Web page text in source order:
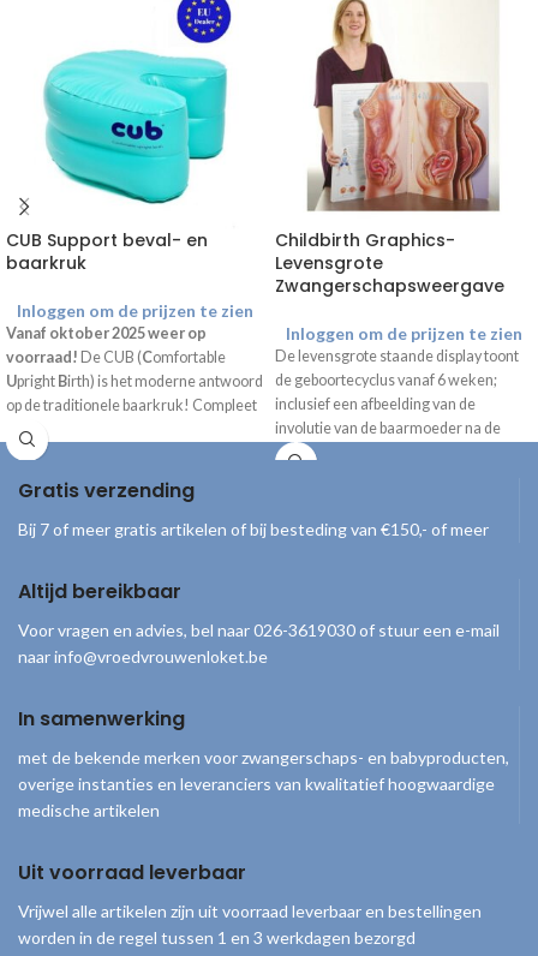
CUB Support beval- en
baarkruk
Inloggen om de prijzen te zien
Vanaf oktober 2025 weer op
voorraad! De CUB (Comfortable
Upright Birth) is het moderne antwoord
op de traditionele baarkruk! Compleet
geleverd inclusief draagtas, handpomp
en gebruiksaanwijzing.
Childbirth Graphics-
Levensgrote
Zwangerschapsweergave
Inloggen om de prijzen te zien
De levensgrote staande display toont
de geboortecyclus vanaf 6 weken;
inclusief een afbeelding van de
involutie van de baarmoeder na de
bevalling. De afbeeldingen laten de
informatie en tips. *Alleen beschikbaar
Gratis verzending
Bij 7 of meer gratis artikelen of bij besteding van €150,- of meer
Altijd bereikbaar
Voor vragen en advies, bel naar 026-3619030 of stuur een e-mail
naar info@vroedvrouwenloket.be
In samenwerking
met de bekende merken voor zwangerschaps- en babyproducten,
overige instanties en leveranciers van kwalitatief hoogwaardige
medische artikelen
Uit voorraad leverbaar
Vrijwel alle artikelen zijn uit voorraad leverbaar en bestellingen
worden in de regel tussen 1 en 3 werkdagen bezorgd